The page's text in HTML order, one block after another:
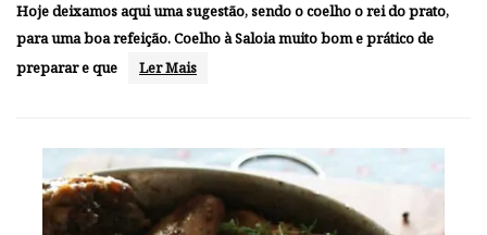
Hoje deixamos aqui uma sugestão, sendo o coelho o rei do prato,
para uma boa refeição. Coelho à Saloia muito bom e prático de
preparar e que
Ler Mais